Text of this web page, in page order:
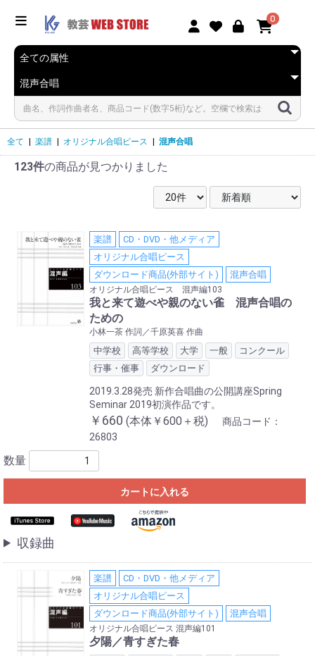
0
全て 楽譜 オリジナル合唱ピース 混声合唱
123件の商品が見つかりました
楽譜
CD・DVD・他メディア
オリジナル合唱ピース
ダウンロード商品(外部サイト)
混声合唱
オリジナル合唱ピース 混声編103
我と来て遊べや親のない雀 混声合唱の
ための
小林一茶 作詞／千原英喜 作曲
中学校 高等学校 大学 一般
コンクール
行事・催事
ダウンロード
2019.3.28発売 新作合唱曲の公開講座Spring
Seminar 2019初演作品です。
￥660 (本体￥600＋税)
商品コード：
26803
数量
カートに入れる
収録曲
楽譜
CD・DVD・他メディア
オリジナル合唱ピース
ダウンロード商品(外部サイト)
混声合唱
オリジナル合唱ピース 混声編101
夕陽／青すぎた春